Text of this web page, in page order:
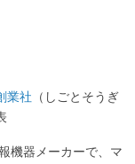
業社 （しごとそうぎ
機器メーカーで、マ